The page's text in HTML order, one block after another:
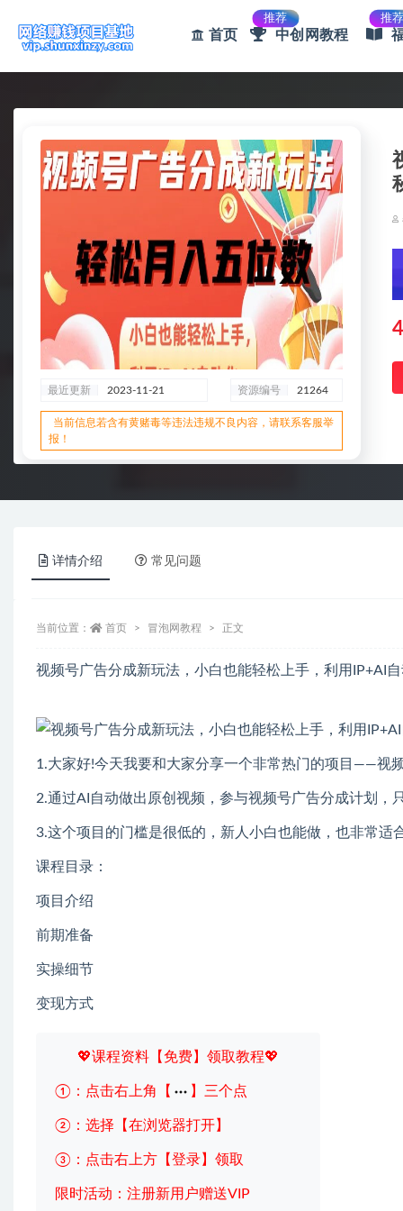
首页
推荐
中创网教程
推荐
最近更新 2023-11-21 资源编号 21264
当前信息若含有黄赌毒等违法违规不良内容，请联系客服举
报！
详情介绍 常见问题
当前位置： 首页 冒泡网教程 正文
视频号广告分成新玩法，小白也能轻松上手，利用IP+AI
1.大家好!今天我要和大家分享一个非常热门的项目――视
2.通过AI自动做出原创视频，参与视频号广告分成计划，
3.这个项目的门槛是很低的，新人小白也能做，也非常适
课程目录：
项目介绍
前期准备
实操细节
变现方式
💖课程资料【免费】领取教程💖
①：点击右上角【 】三个点
②：选择【在浏览器打开】
③：点击右上方【登录】领取
限时活动：注册新用户赠送VIP